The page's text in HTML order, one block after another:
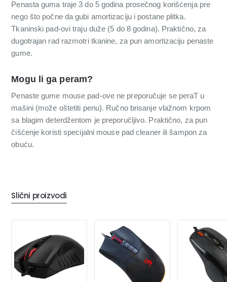
Penasta guma traje 3 do 5 godina prosečnog korišćenja pre
nego što počne da gubi amortizaciju i postane plitka.
Tkaninski pad-ovi traju duže (5 do 8 godina). Praktično, za
dugotrajan rad razmotri tkanine, za pun amortizaciju penaste
gume.
Mogu li ga peram?
Penaste gume mouse pad-ove ne preporučuje se peraT u
mašini (može oštetiti penu). Ručno brisanje vlažnom krpom
sa blagim deterdžentom je preporučljivo. Praktično, za pun
čišćenje koristi specijalni mouse pad cleaner ili šampon za
obuću.
Slični proizvodi